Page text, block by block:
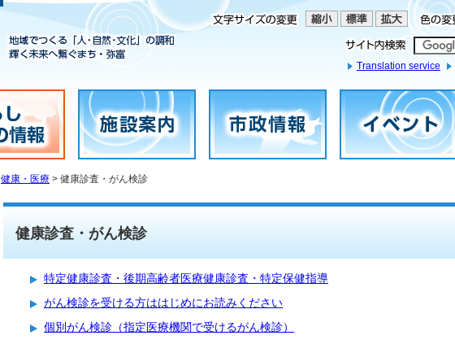
Translation service
健康・医療 > 健康診査・がん検診
健康診査・がん検診
特定健康診査・後期高齢者医療健康診査・特定保健指導
がん検診を受ける方ははじめにお読みください
個別がん検診（指定医療機関で受けるがん検診）